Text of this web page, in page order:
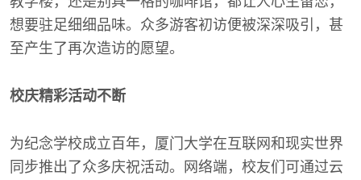
想要驻足细细品味。众多游客初访便被深深吸引，甚
至产生了再次造访的愿望。
校庆精彩活动不断
为纪念学校成立百年，厦门大学在互联网和现实世界
同步推出了众多庆祝活动。网络端，校友们可通过云